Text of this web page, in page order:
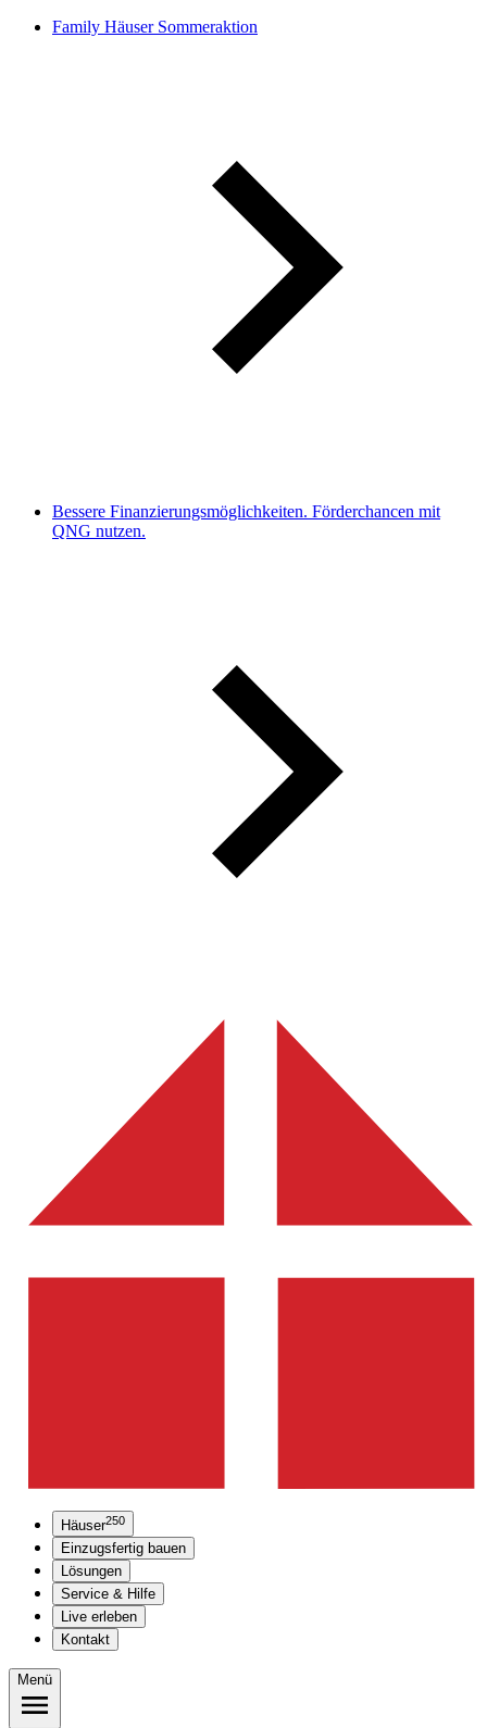
Family Häuser Sommeraktion
Bessere Finanzierungsmöglichkeiten. Förderchancen mit
QNG nutzen.
Häuser250
Einzugsfertig bauen
Lösungen
Service & Hilfe
Live erleben
Kontakt
Menü